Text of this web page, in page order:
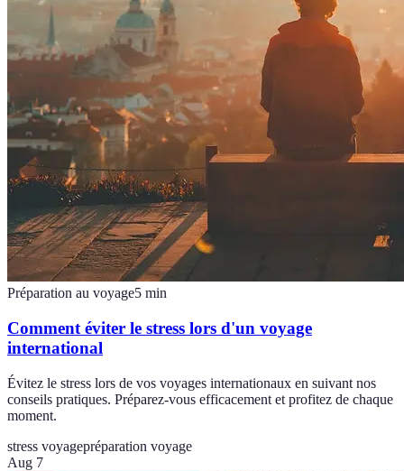
Préparation au voyage5 min
Comment éviter le stress lors d'un voyage
international
Évitez le stress lors de vos voyages internationaux en suivant nos
conseils pratiques. Préparez-vous efficacement et profitez de chaque
moment.
stress voyagepréparation voyage
Aug 7